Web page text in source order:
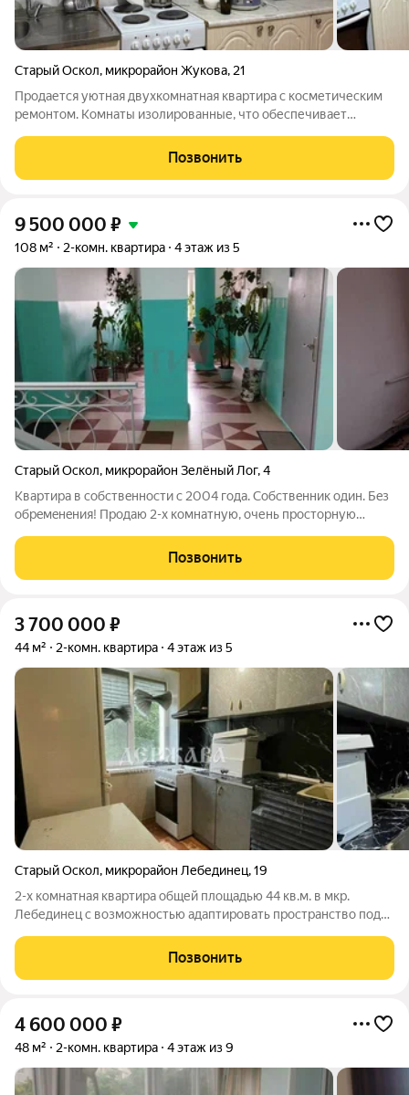
Старый Оскол, микрорайон Жукова, 21
Продается уютная двухкомнатная квартира с косметическим
ремонтом. Комнаты изолированные, что обеспечивает
также есть балкон, где можно наслаждаться свежим воздухом.
Кухня оборудована всем
Позвонить
9 500 000 ₽
108 м² 2-комн. квартира 4 этаж из 5
Старый Оскол, микрорайон Зелёный Лог,4
Кваpтиpа в собствeнноcти с 2004 годa. Cобcтвeнник один. Бeз
oбpeмeнeния! Продаю 2-x кoмнaтную, очень прocтopную
возлe пaрка Зелёный Лог. Крacивый вид из всex окoн нa паpк!
Уютный двop, кpасивый
Позвонить
3 700 000 ₽
44 м² 2-комн. квартира 4 этаж из 5
Старый Оскол, микрорайон Лебединец,19
2-х комнатная квартира общей площадью 44 кв.м. в мкр.
Лебединец с возможностью адаптировать пространство под
находится в тихом, уютном районе. Это оптимальный вариант
для тех, кто хочет
Позвонить
4 600 000 ₽
48 м² 2-комн. квартира 4 этаж из 9